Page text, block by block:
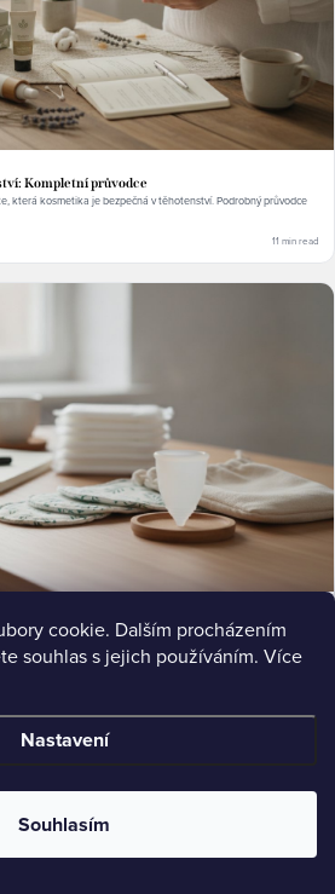
cookie. Dalším procházením
souhlas s jejich používáním. Více
Nastavení
Souhlasím
Kompletní průvodce
která kosmetika je bezpečná v těhotenství. Podrobný průvodce
11 min read
Komplexní průvodce
údržbu a jak vybrat správný. Srovnění s látkovými vložkami